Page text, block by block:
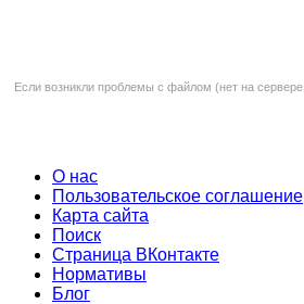
Если возникли проблемы с файлом (нет на
О нас
Пользовательское соглашение
Карта сайта
Поиск
Страница ВКонтакте
Нормативы
Блог